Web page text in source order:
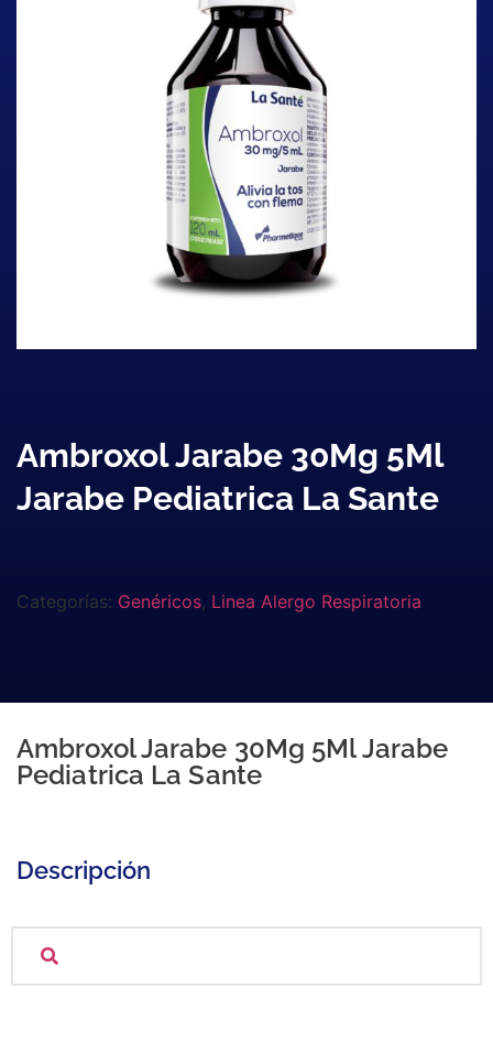
Ambroxol Jarabe 30Mg 5Ml
Jarabe Pediatrica La Sante
Categorías: Genéricos, Linea Alergo Respiratoria
Ambroxol Jarabe 30Mg 5Ml Jarabe
Pediatrica La Sante
Descripción